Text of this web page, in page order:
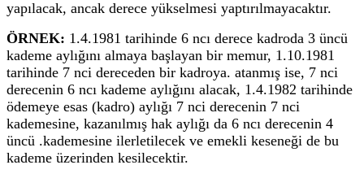
yapılacak, ancak derece yükselmesi yaptırılmayacaktır.
ÖRNEK: 1.4.1981 tarihinde 6 ncı derece kadroda 3 üncü
kademe aylığını almaya başlayan bir memur, 1.10.1981
tarihinde 7 nci dereceden bir kadroya. atanmış ise, 7 nci
derecenin 6 ncı kademe aylığını alacak, 1.4.1982 tarihinde
ödemeye esas (kadro) aylığı 7 nci derecenin 7 nci
kademesine, kazanılmış hak aylığı da 6 ncı derecenin 4
üncü .kademesine ilerletilecek ve emekli keseneği de bu
kademe üzerinden kesilecektir.